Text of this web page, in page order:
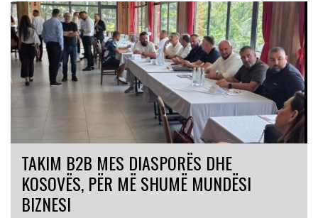
TAKIM B2B MES DIASPORËS DHE
KOSOVËS, PËR MË SHUMË MUNDËSI
BIZNESI